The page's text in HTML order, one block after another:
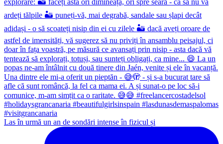
Las în urmă un an de sondări intense în fizicul și